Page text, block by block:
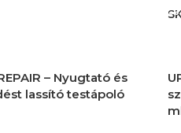
– Nyugtató és
lassító testápoló